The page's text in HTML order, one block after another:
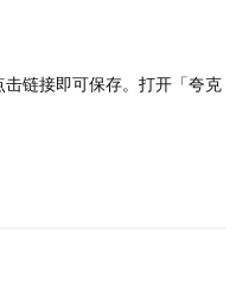
链接即可保存。打开「夸克